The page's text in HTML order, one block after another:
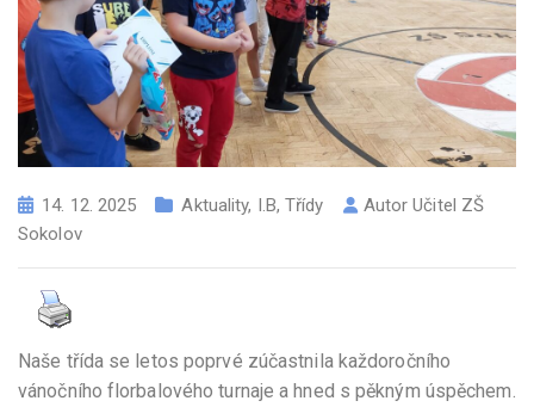
14. 12. 2025 Aktuality, I.B,Třídy AutorUčitel ZŠ
Sokolov
Naše třída se letos poprvé zúčastnila každoročního
vánočního florbalového turnaje a hned s pěkným úspěchem.